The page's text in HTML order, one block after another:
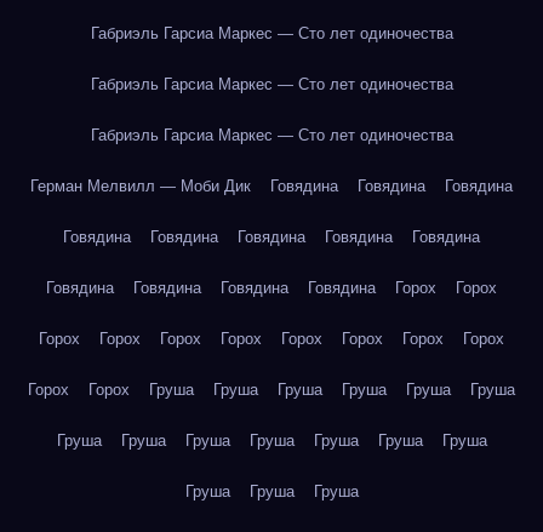
Габриэль Гарсиа Маркес — Сто лет одиночества
Габриэль Гарсиа Маркес — Сто лет одиночества
Габриэль Гарсиа Маркес — Сто лет одиночества
Герман Мелвилл — Моби Дик Говядина Говядина Говядина
Говядина Говядина Говядина Говядина Говядина
Говядина Говядина Говядина Говядина Горох Горох
Горох Горох Горох Горох Горох Горох Горох Горох
Горох Горох Груша Груша Груша Груша Груша Груша
Груша Груша Груша Груша Груша Груша Груша
Груша Груша Груша